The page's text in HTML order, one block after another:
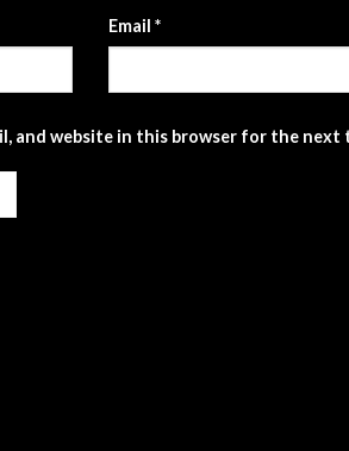
Email *
and website in this browser for the next